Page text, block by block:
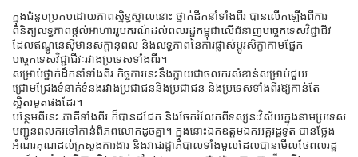
ក្នុងជំនួបប្រកបដោយភាពស្និទ្ធស្នាលនោះ ថ្នាក់ដឹកនាំទាំងពីរ បានលើកឡើងពីការ
ពិនិត្យលទ្ធភាពផ្តល់អាហាររូបករណ៍ដល់ពលរដ្ឋកម្ពុជាលើជំនាញបច្ចេកទេសវិជ្ជាជីវៈ
ដែលឥណ្ឌូនេស៊ីមានសក្តានុពល និងលទ្ធភាពនៃការផ្លាស់ប្តូរសិក្ខាកាមផ្នែក
បច្ចេកទេសវិជ្ជាជីវៈរវាងប្រទេសទាំងពីរ។
សម្រាប់ថ្នាក់ដឹកនាំទាំងពីរ កិច្ចការនេះនឹងក្លាយជាចលករសំខាន់សម្រាប់ជួយ
ជ្រោមជ្រែងទំនាក់ទំនងរវាងប្រជាជននិងប្រជាជន និងប្រទេសទាំងពីរឱ្យកាន់តែ
ស្អិតរមួតផងដែរ។
បន្ថែមពីនេះ ភាគីទាំងពីរ ក៏បានជជែក និងចែករំលែកពីទស្សនៈវិស័យក្នុងនាមប្រទេស
បញ្ជូនពលករទៅកាន់ពិភពលោកដូចគ្នា។ ក្នុងនោះឯកឧត្តមឯកអគ្គរដ្ឋទូត បានថ្លែង
អំណរគុណដល់ក្រសួងការងារ និងរាជរដ្ឋាភិបាលទាំងមូលដែលបានមើលថែពលរដ្ឋ